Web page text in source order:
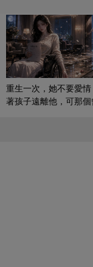
重生一次，她不要愛
著孩子遠離他，可那個